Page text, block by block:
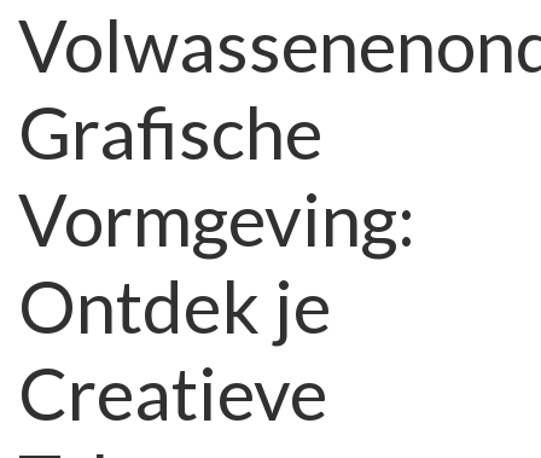
Talenten:
Volwassenenonderwijs
Grafische
Vormgeving
Grafische
Vormgeving:
Ontdek je
Creatieve